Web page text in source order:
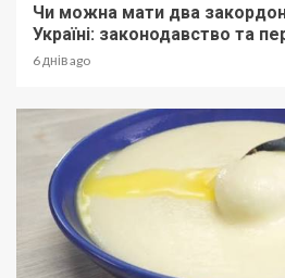
Чи можна мати два
Україні: законодавство та
6 днів ago